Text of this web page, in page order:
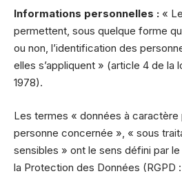
Informations personnelles : «
permettent, sous quelque forme
ou non, l’identification des
elles s’appliquent » (article 4 de la
1978).
Les termes « données à caractère
personne concernée », « sous
sensibles » ont le sens défini par
la Protection des Données (RGPD